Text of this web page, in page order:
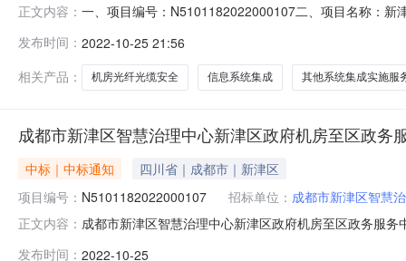
正文内容： 一、项目编号：N5101182022000107二、项目名称：新
购标的服务范围服务要求服务时间服务标准金额(元)1信
路安全预警
发布时间： 2022-10-25 21:56
相关产品：
机房光纤光缆安全 信息系统集成 其他系统集成实施服
成都市新津区智慧治理中心新津区政府机房至区政
中标｜中标通知
四川省｜成都市｜新津区
项目编号： N5101182022000107 招标单位： 成都市新津区智慧
正文内容： 成都市新津区智慧治理中心新津区政府机房至区政务服
发布时间： 2022-10-25